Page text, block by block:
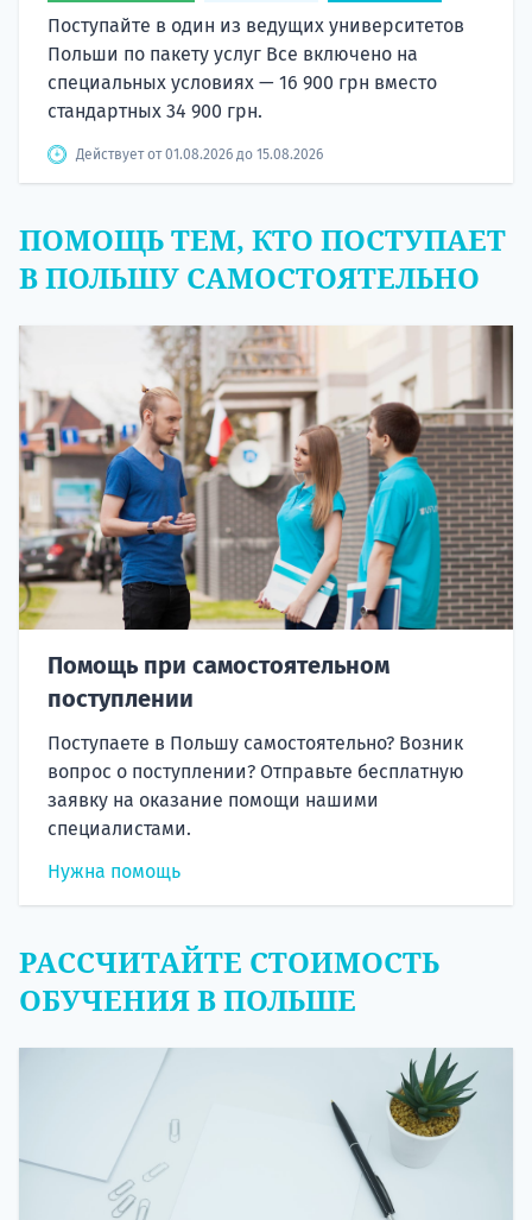
Поступайте в один из ведущих университетов
Польши по пакету услуг Все включено на
специальных условиях — 16 900 грн вместо
стандартных 34 900 грн.
Действует от 01.08.2026 до 15.08.2026
ПОМОЩЬ ТЕМ, КТО ПОСТУПАЕТ
В ПОЛЬШУ САМОСТОЯТЕЛЬНО
Помощь при самостоятельном
поступлении
Поступаете в Польшу самостоятельно? Возник
вопрос о поступлении? Отправьте бесплатную
заявку на оказание помощи нашими
специалистами.
Нужна помощь
РАССЧИТАЙТЕ СТОИМОСТЬ
ОБУЧЕНИЯ В ПОЛЬШЕ